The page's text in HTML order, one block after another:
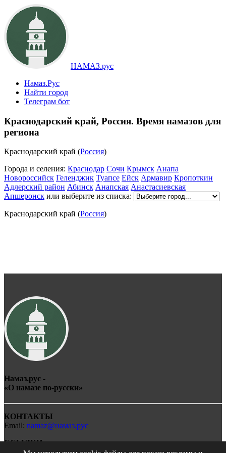
НАМАЗ.рус
Намаз.Рус
Найти город
Телеграм бот
Краснодарский край, Россия. Время намазов для
региона
Краснодарский край (Россия)
Города и селения: Краснодар Сочи Крымск Анапа
Новороссийск Геленджик Туапсе Ейск Армавир Кропоткин
Адлерский район Абинск Анапская Анастасиевская
Апшеронск или выберите из списка:
Краснодарский край (Россия)
Намаз.рус -
«О намазе по-русски»
КОНТАКТЫ
Email: namaz@намаз.рус
ССЫЛКИ